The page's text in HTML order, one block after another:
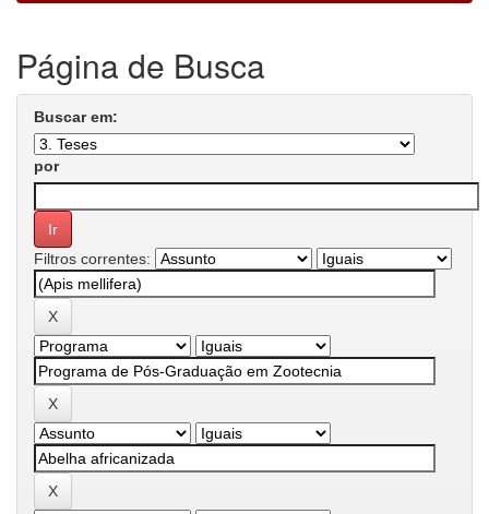
Página de Busca
Buscar em:
por
Filtros correntes: